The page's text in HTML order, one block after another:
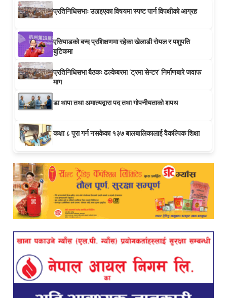
प्रतिनिधिसभाः उठाइएका विषयमा स्पष्ट पार्न विपक्षीको आग्रह
एसियाडको बन्द प्रशिक्षणमा रहेका खेलाडी रोयल र पशुपति
बुटिकमा
प्रतिनिधिसभा बैठकः ढल्केबरमा ‘ट्रमा सेन्टर’ निर्माणबारे जवाफ
माग
डा थापा तथा अमात्यद्वारा पद तथा गोपनीयताको शपथ
कक्षा ८ पूरा गर्न नसकेका १३७ बालबालिकालाई वैकल्पिक शिक्षा